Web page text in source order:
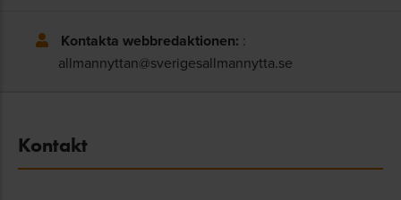
Kontakta webbredaktionen: :
allmannyttan@sverigesallmannytta.se
Kontakt